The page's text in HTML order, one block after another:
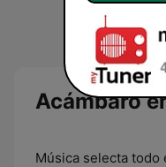
Acámbaro
Música selecta todo